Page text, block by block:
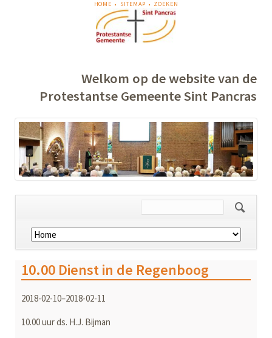
NAVIGATIE
OVERSLAAN
HOME SITEMAP ZOEKEN
Welkom op de website van de
Protestantse Gemeente Sint Pancras
Navigatie
overslaan
10.00 Dienst in de Regenboog
2018-02-10–2018-02-11
10.00 uur ds. H.J. Bijman